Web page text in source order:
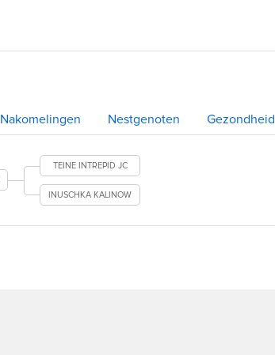
Nakomelingen Nestgenoten Gezondheid
TEINE INTREPID JC
INUSCHKA KALINOW